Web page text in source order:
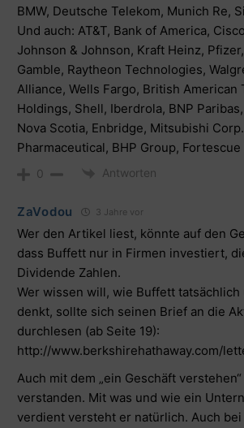
BMW, Deutsche Telekom, Munich Re,
Und auch: AT&T, Bank of America,
Johnson & Johnson, Kraft Heinz,
Gamble, Raytheon Technologies,
Alliance, Wells Fargo, British American
Holdings, Shell, Iberdrola, BNP
Nova Scotia, Enbridge, Mitsubishi
Pharmaceutical, BHP Group, Fortescue
0 Antworten
ZaVodou 3 Jahre vor
Wer den Artikel liest, könnte auf den
dass Buffett nur in Firmen investiert,
Dividende Zahlen.
Wer wissen will, wie Buffett
denkt, sollte sich seinen Brief an die
durchlesen (ab Seite 19):
http://www.berkshirehathaway.com/
Auch mit dem „ein Geschäft
verstanden. Mit was und wie ein
verdient versteht er natürlich. Auch bei